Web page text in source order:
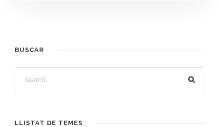
BUSCAR
LLISTAT DE TEMES